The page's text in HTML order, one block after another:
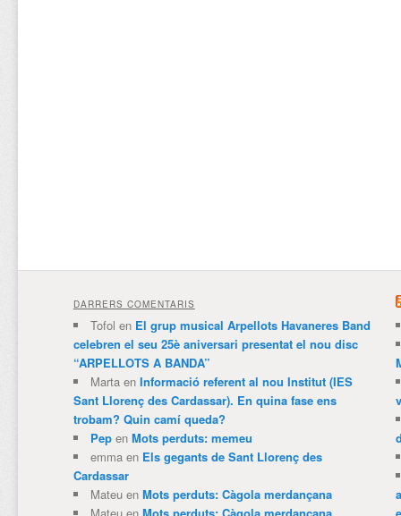
DARRERS COMENTARIS
Tofol en El grup musical Arpellots Havaneres Band
celebren el seu 25è aniversari presentat el nou disc
“ARPELLOTS A BANDA”
Martaen Informació referent al nou Institut (IES
Sant Llorenç des Cardassar). En quina fase ens
trobam? Quin camí queda?
Pepen Mots perduts: memeu
emmaen Els gegants de Sant Llorenç des
Cardassar
Mateuen Mots perduts: Càgola merdançana